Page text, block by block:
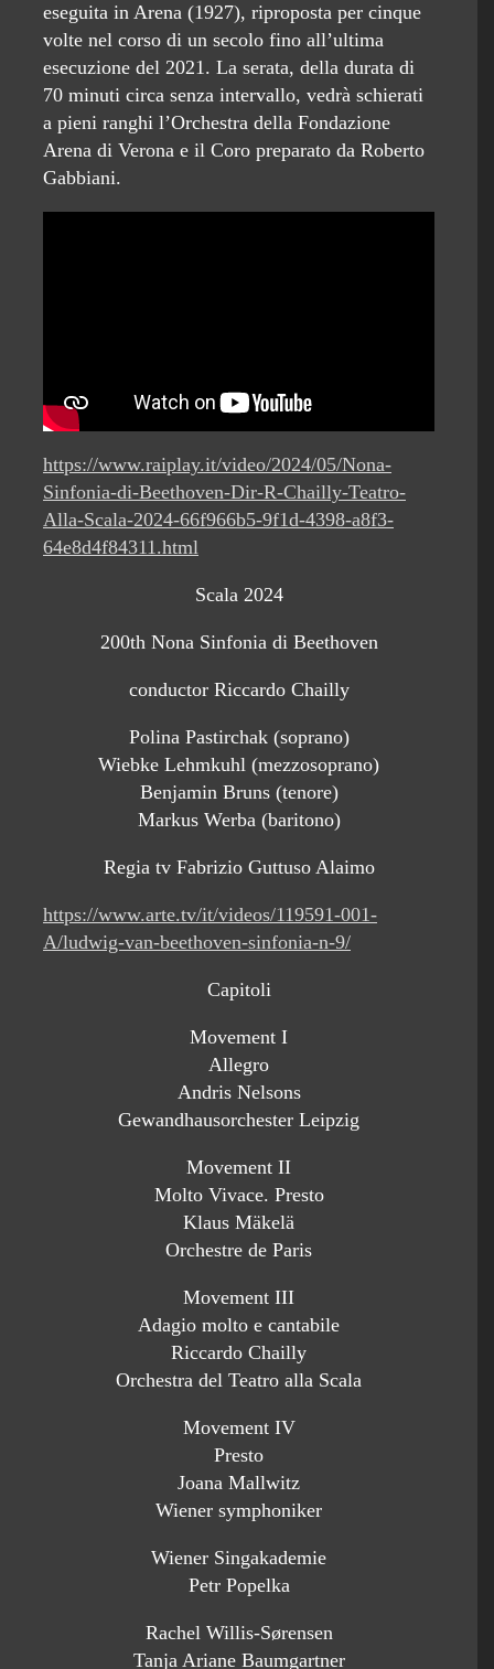
eseguita in Arena (1927), riproposta per cinque
volte nel corso di un secolo fino all’ultima
esecuzione del 2021. La serata, della durata di
70 minuti circa senza intervallo, vedrà schierati
a pieni ranghi l’Orchestra della Fondazione
Arena di Verona e il Coro preparato da Roberto
Gabbiani.
https://www.raiplay.it/video/2024/05/Nona-
Sinfonia-di-Beethoven-Dir-R-Chailly-Teatro-
Alla-Scala-2024-66f966b5-9f1d-4398-a8f3-
64e8d4f84311.html
Scala 2024
200th Nona Sinfonia di Beethoven
conductor Riccardo Chailly
Polina Pastirchak (soprano)
Wiebke Lehmkuhl (mezzosoprano)
Benjamin Bruns (tenore)
Markus Werba (baritono)
Regia tv Fabrizio Guttuso Alaimo
https://www.arte.tv/it/videos/119591-001-
A/ludwig-van-beethoven-sinfonia-n-9/
Capitoli
Movement I
Allegro
Andris Nelsons
Gewandhausorchester Leipzig
Movement II
Molto Vivace. Presto
Klaus Mäkelä
Orchestre de Paris
Movement III
Adagio molto e cantabile
Riccardo Chailly
Orchestra del Teatro alla Scala
Movement IV
Presto
Joana Mallwitz
Wiener symphoniker
Wiener Singakademie
Petr Popelka
Rachel Willis-Sørensen
Tanja Ariane Baumgartner